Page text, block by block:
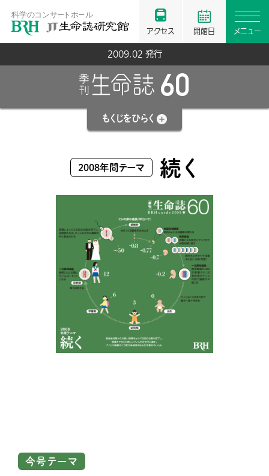
開館日 メニュー
アクセス
2009.02 発行
2008年間テーマ 続く
もくじをひらく
60
今号テーマ